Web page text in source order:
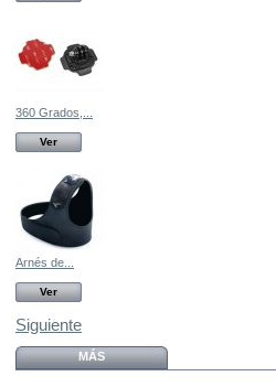
360 Grados,...
Ver
Arnés de...
Ver
Siguiente
MÁS